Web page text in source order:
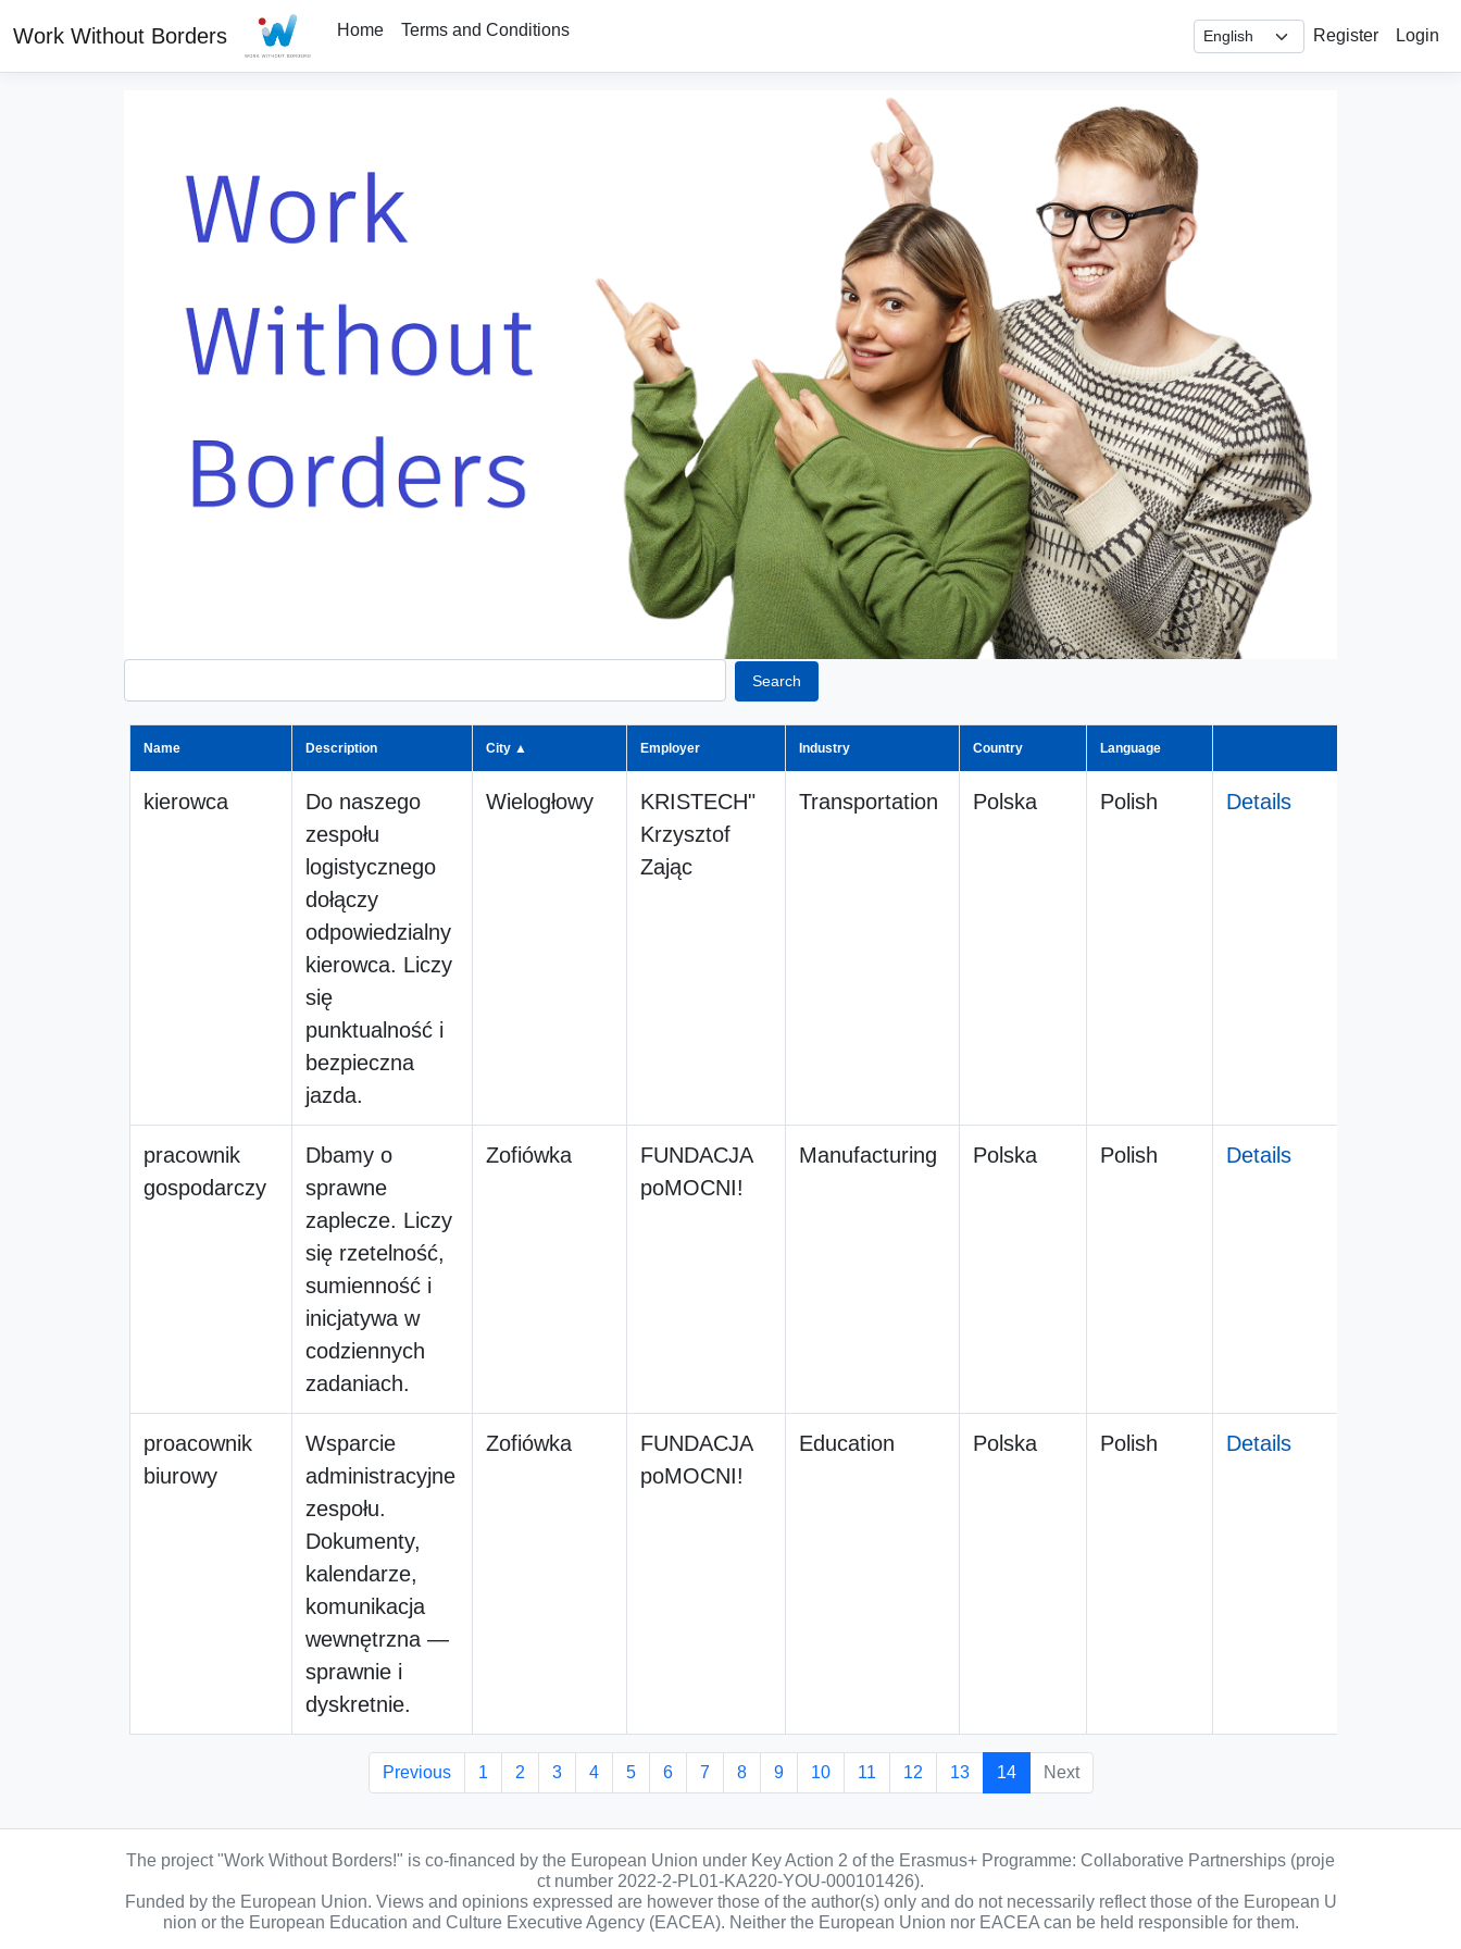
Work Without Borders Home Terms and Conditions Register Login
Search
Name Description City ▲ Employer Industry Country Language
kierowca
Do naszego
zespołu
logistycznego
dołączy
odpowiedzialny
kierowca. Liczy
się
punktualność i
bezpieczna
jazda.
Wielogłowy
KRISTECH"
Krzysztof
Zając
Transportation Polska Polish Details
pracownik
gospodarczy
Dbamy o
sprawne
zaplecze. Liczy
się rzetelność,
sumienność i
inicjatywa w
codziennych
zadaniach.
Zofiówka
FUNDACJA
poMOCNI!
Manufacturing Polska Polish Details
proacownik
biurowy
Wsparcie
administracyjne
zespołu.
Dokumenty,
kalendarze,
komunikacja
wewnętrzna —
sprawnie i
dyskretnie.
Zofiówka
FUNDACJA
poMOCNI!
Education Polska Polish Details
Previous 1 2 3 4 5 6 7 8 9 10 11 12 13 14 Next
The project "Work Without Borders!" is co-financed by the European Union under Key Action 2 of the Erasmus+ Programme: Collaborative Partnerships (proje
ct number 2022-2-PL01-KA220-YOU-000101426).
Funded by the European Union. Views and opinions expressed are however those of the author(s) only and do not necessarily reflect those of the European U